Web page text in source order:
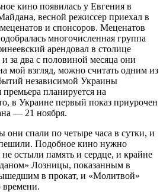
кино появилась у Евгения в
весной режиссер приехал в
и спонсоров. Меценатов
многочисленная группа
арендовал в столице
за два с половиной месяца они
мой взгляд, можно считать одним из
независимой Украины
планируется на
в Украине первый показ приурочен
— 21 ноября.
они спали по четыре часа в сутки, и
Подобное кино нужно
остыли память и сердце, и крайне
Лозницы, показанным в
в прокат, и «Молитвой»
времени.